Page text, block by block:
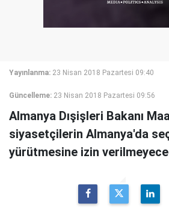
Yayınlanma: 23 Nisan 2018 Pazartesi 09:40
Güncelleme: 23 Nisan 2018 Pazartesi 09:56
Almanya Dışişleri Bakanı
siyasetçilerin Almanya'da
yürütmesine izin